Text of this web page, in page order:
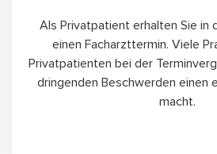
Als Privatpatient erhalten Sie in
einen Facharzttermin. Viele
Privatpatienten bei der
dringenden Beschwerden einen
macht.